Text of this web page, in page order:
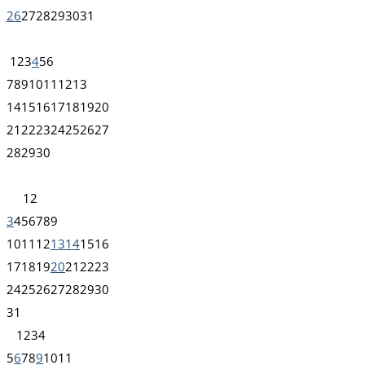
262728293031
1 23456
7891011 1213
14151617181920
21 222324252627
282930
1 2
3456789
1011 1213141516
1718192021 2223
24252627282930
31
1 234
567891011